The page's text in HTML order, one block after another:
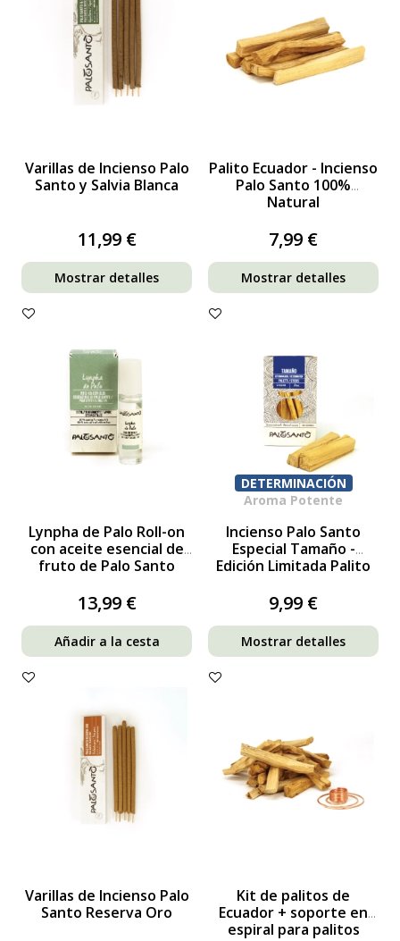
Varillas de Incienso Palo
Santo y Salvia Blanca
11,99 €
Mostrar detalles
Palito Ecuador - Incienso
Palo Santo 100%
Natural
7,99 €
Mostrar detalles
Lynpha de Palo Roll-on
con aceite esencial de
fruto de Palo Santo
13,99 €
Añadir a la cesta
DETERMINACIÓN
Aroma Potente
Incienso Palo Santo
Especial Tamaño -
Edición Limitada Palito
9,99 €
Mostrar detalles
Varillas de Incienso Palo
Santo Reserva Oro
Kit de palitos de
Ecuador + soporte en
espiral para palitos